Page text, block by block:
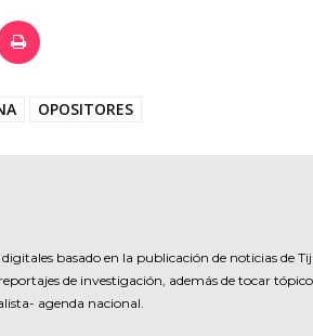
OPOSITORES
basado en la publicación de noticias de
de investigación, además de tocar
agenda nacional.